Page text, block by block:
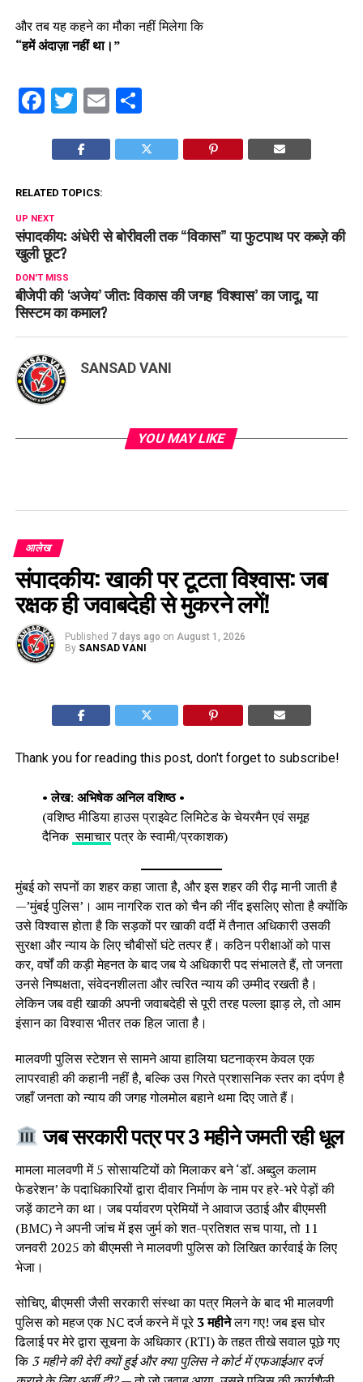
और तब यह कहने का मौका नहीं मिलेगा कि
“हमें अंदाज़ा नहीं था।”
Facebook
Twitter
EmailShare
RELATED TOPICS:
UP NEXT
संपादकीय: अंधेरी से बोरीवली तक “विकास” या फुटपाथ पर कब्ज़े की
खुली छूट?
DON'T MISS
बीजेपी की ‘अजेय’ जीत: विकास की जगह ‘विश्वास’ का जादू, या
सिस्टम का कमाल?
SANSAD VANI
YOU MAY LIKE
आलेख
संपादकीय: खाकी पर टूटता विश्वास: जब
रक्षक ही जवाबदेही से मुकरने लगें!
Published 7 days ago on August 1, 2026
By SANSAD VANI
Thank you for reading this post, don't forget to subscribe!
•लेख: अभिषेक अनिल वशिष्ठ•
(वशिष्ठ मीडिया हाउस प्राइवेट लिमिटेड के चेयरमैन एवं समूह
दैनिक समाचारपत्र के स्वामी/प्रकाशक)
मुंबई को सपनों का शहर कहा जाता है, और इस शहर की रीढ़ मानी जाती है
—’मुंबई पुलिस’। आम नागरिक रात को चैन की नींद इसलिए सोता है क्योंकि
उसे विश्वास होता है कि सड़कों पर खाकी वर्दी में तैनात अधिकारी उसकी
सुरक्षा और न्याय के लिए चौबीसों घंटे तत्पर हैं। कठिन परीक्षाओं को पास
कर, वर्षों की कड़ी मेहनत के बाद जब ये अधिकारी पद संभालते हैं, तो जनता
उनसे निष्पक्षता, संवेदनशीलता और त्वरित न्याय की उम्मीद रखती है।
लेकिन जब वही खाकी अपनी जवाबदेही से पूरी तरह पल्ला झाड़ ले, तो आम
इंसान का विश्वास भीतर तक हिल जाता है।
मालवणी पुलिस स्टेशन से सामने आया हालिया घटनाक्रम केवल एक
लापरवाही की कहानी नहीं है, बल्कि उस गिरते प्रशासनिक स्तर का दर्पण है
जहाँ जनता को न्याय की जगह गोलमोल बहाने थमा दिए जाते हैं।
जब सरकारी पत्र पर 3 महीने जमती रही धूल
मामला मालवणी में 5 सोसायटियों को मिलाकर बने ‘डॉ. अब्दुल कलाम
फेडरेशन’ के पदाधिकारियों द्वारा दीवार निर्माण के नाम पर हरे-भरे पेड़ों की
जड़ें काटने का था। जब पर्यावरण प्रेमियों ने आवाज उठाई और बीएमसी
(BMC) ने अपनी जांच में इस जुर्म को शत-प्रतिशत सच पाया, तो 11
जनवरी 2025 को बीएमसी ने मालवणी पुलिस को लिखित कार्रवाई के लिए
भेजा।
सोचिए, बीएमसी जैसी सरकारी संस्था का पत्र मिलने के बाद भी मालवणी
पुलिस को महज एक NC दर्ज करने में पूरे3 महीनेलग गए! जब इस घोर
ढिलाई पर मेरे द्वारा सूचना के अधिकार (RTI) के तहत तीखे सवाल पूछे गए
कि3 महीने की देरी क्यों हुई और क्या पुलिस ने कोर्ट में एफआईआर दर्ज